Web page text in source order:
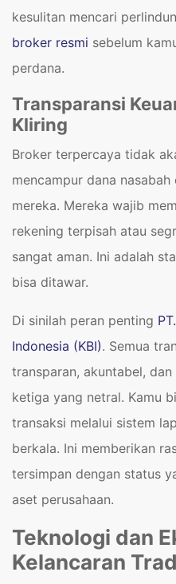
kesulitan mencari
broker resmi sebelum
perdana.
Transparansi
Kliring
Broker terpercaya tidak
mencampur dana
mereka. Mereka wajib
rekening terpisah atau
sangat aman. Ini adalah
bisa ditawar.
Di sinilah peran penting
Indonesia (KBI). Semua
transparan, akuntabel,
ketiga yang netral. Kamu
transaksi melalui sistem
berkala. Ini memberikan
tersimpan dengan status
aset perusahaan.
Teknologi dan
Kelancaran